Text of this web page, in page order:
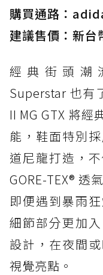
防水鞋推薦
經典 Dunk 輪
打折
防水鞋推薦
載 GORE-
防水鞋推薦
人必備山系鞋
頂
防水鞋推薦
復刻厚底，
黃靴同級頂級
防水鞋推薦
黃靴同級頂級
購買通路：
建議售價：新台
經典街頭潮
Superstar 也有
II MG GTX 將經
能，鞋面特別
道尼龍打造，
GORE-TEX® 透
即便遇到暴雨
細節部分更加
設計，在夜間
視覺亮點。